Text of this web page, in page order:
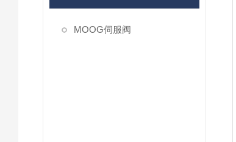
MOOG伺服阀